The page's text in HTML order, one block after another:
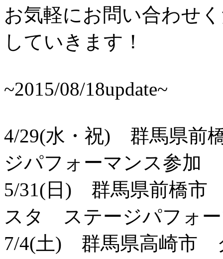
お気軽にお問い合わせ
していきます！
~2015/08/18update~
4/29(水・祝) 群馬県前
ジパフォーマンス参加
5/31(日) 群馬県前橋
スタ ステージパフォ
7/4(土) 群馬県高崎市